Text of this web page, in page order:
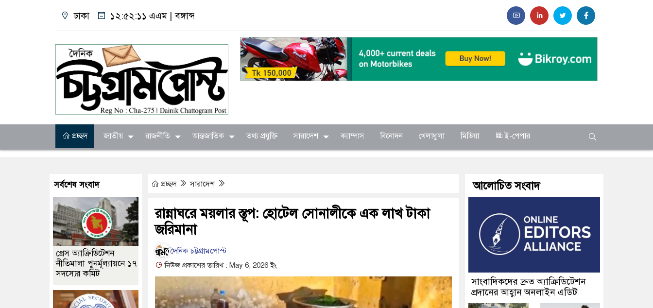
ঢাকা ১২:৫২:১২ এএম |বঙ্গাব্দ
প্রচ্ছদ জাতীয় রাজনীতি আন্তজাতিক তথ্য প্রযুক্তি সারাদেশ ক্যাম্পাস বিনোদন খেলাধুলা মিডিয়া ই-পেপার
প্রচ্ছদ সারাদেশ
রান্নাঘরে ময়লার স্তূপ: হোটেল সোনালীকে এক লাখ টাকা
জরিমানা
দৈনিক চট্টগ্রামপোস্ট
নিউজ প্রকাশের তারিখ : May 6, 2026 ইং
সর্বশেষ সংবাদ
প্রেস অ্যাক্রিডিটেশন
নীতিমালা পুনর্মূল্যায়নে ১৭
সদস্যের কমিট
আলোচিত সংবাদ
সাংবাদিকদের দ্রুত অ্যাক্রিডিটেশন
প্রদানের আহ্বান অনলাইন এডিট